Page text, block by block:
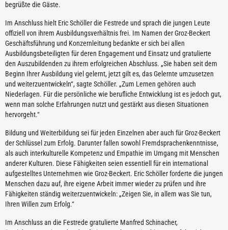
begrüßte die Gäste.
Im Anschluss hielt Eric Schöller die Festrede und sprach die jungen Leute
offiziell von ihrem Ausbildungsverhältnis frei. Im Namen der Groz-Beckert
Geschäftsführung und Konzernleitung bedankte er sich bei allen
Ausbildungsbeteiligten für deren Engagement und Einsatz und gratulierte
den Auszubildenden zu ihrem erfolgreichen Abschluss. „Sie haben seit dem
Beginn Ihrer Ausbildung viel gelernt, jetzt gilt es, das Gelernte umzusetzen
und weiterzuentwickeln“, sagte Schöller. „Zum Lernen gehören auch
Niederlagen. Für die persönliche wie berufliche Entwicklung ist es jedoch gut,
wenn man solche Erfahrungen nutzt und gestärkt aus diesen Situationen
hervorgeht.“
Bildung und Weiterbildung sei für jeden Einzelnen aber auch für Groz-Beckert
der Schlüssel zum Erfolg. Darunter fallen sowohl Fremdsprachenkenntnisse,
als auch interkulturelle Kompetenz und Empathie im Umgang mit Menschen
anderer Kulturen. Diese Fähigkeiten seien essentiell für ein international
aufgestelltes Unternehmen wie Groz-Beckert. Eric Schöller forderte die jungen
Menschen dazu auf, ihre eigene Arbeit immer wieder zu prüfen und ihre
Fähigkeiten ständig weiterzuentwickeln: „Zeigen Sie, in allem was Sie tun,
Ihren Willen zum Erfolg.“
Im Anschluss an die Festrede gratulierte Manfred Schinacher,